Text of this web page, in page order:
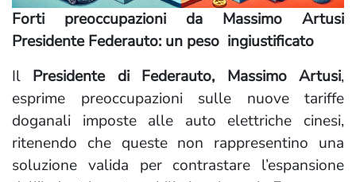
Forti preoccupazioni da Massimo Artusi
Presidente Federauto: un peso ingiustificato
Il Presidente di Federauto, Massimo Artusi,
esprime preoccupazioni sulle nuove tariffe
doganali imposte alle auto elettriche cinesi,
ritenendo che queste non rappresentino una
soluzione valida per contrastare l’espansione